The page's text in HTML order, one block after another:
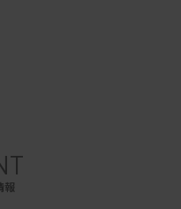
報